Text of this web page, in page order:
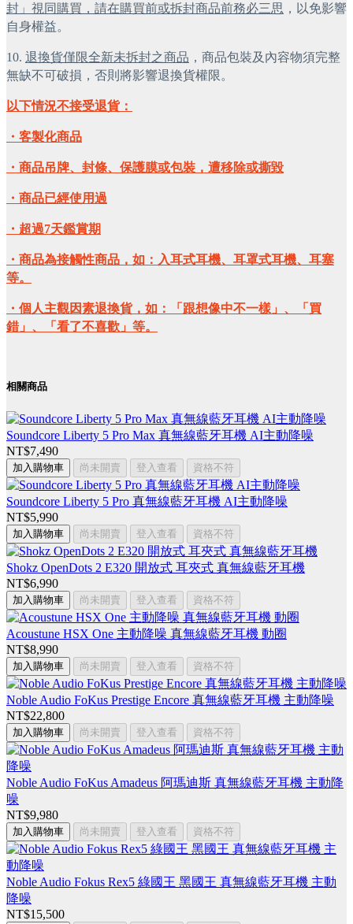
封」視同購買，請在購買前或拆封商品前務必三思 ，以免影響
自身權益。
10. 退換貨僅限全新未拆封之商品 ，商品包裝及內容物須完整
無缺不可破損，否則將影響退換貨權限。
以下情況不接受退貨：
・客製化商品
・商品吊牌、封條、保護膜或包裝，遭移除或撕毀
・商品已經使用過
・超過7天鑑賞期
・商品為接觸性商品，如：入耳式耳機、耳罩式耳機、耳塞
等。
・個人主觀因素退換貨，如：「跟想像中不一樣」、「買
錯」、「看了不喜歡」等。
相關商品
Soundcore Liberty 5 Pro Max 真無線藍牙耳機 AI主動降噪
NT$7,490
加入購物車 尚未開賣 登入查看 資格不符
Soundcore Liberty 5 Pro 真無線藍牙耳機 AI主動降噪
NT$5,990
加入購物車 尚未開賣 登入查看 資格不符
Shokz OpenDots 2 E320 開放式 耳夾式 真無線藍牙耳機
NT$6,990
加入購物車 尚未開賣 登入查看 資格不符
Acoustune HSX One 主動降噪 真無線藍牙耳機 動圈
NT$8,990
加入購物車 尚未開賣 登入查看 資格不符
Noble Audio FoKus Prestige Encore 真無線藍牙耳機 主動降噪
NT$22,800
加入購物車 尚未開賣 登入查看 資格不符
Noble Audio FoKus Amadeus 阿瑪迪斯 真無線藍牙耳機 主動降
噪
NT$9,980
加入購物車 尚未開賣 登入查看 資格不符
Noble Audio Fokus Rex5 綠國王 黑國王 真無線藍牙耳機 主動
降噪
NT$15,500